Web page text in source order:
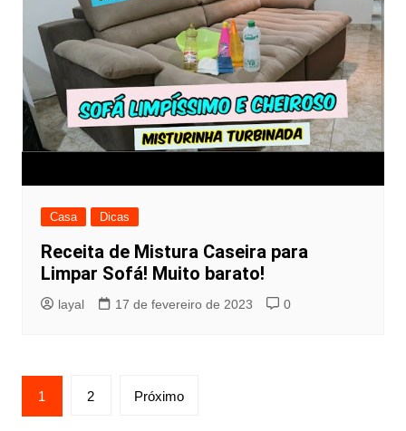
Casa Dicas
Receita de Mistura Caseira para
Limpar Sofá! Muito barato!
layal 17 de fevereiro de 2023 0
Paginação
de
1 2 Próximo